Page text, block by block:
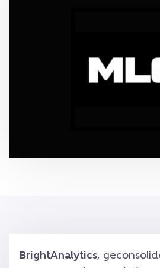
BrightAnalytics,